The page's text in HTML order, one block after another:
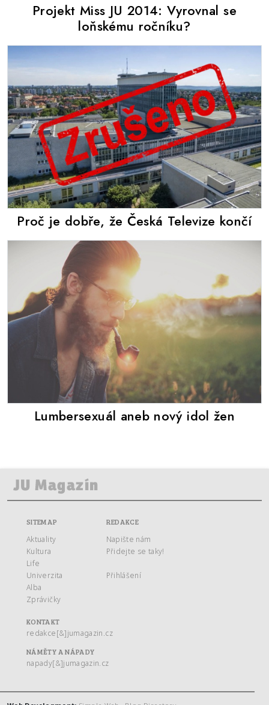
Projekt Miss JU 2014: Vyrovnal se
loňskému ročníku?
Proč je dobře, že Česká Televize končí
Lumbersexuál aneb nový idol žen
SITEMAP
Aktuality
Kultura
Life
Univerzita
Alba
Zprávičky
REDAKCE
Napište nám
Přidejte se taky!
Přihlášení
KONTAKT
redakce[&]jumagazin.cz
NÁMĚTY A NÁPADY
napady[&]jumagazin.cz